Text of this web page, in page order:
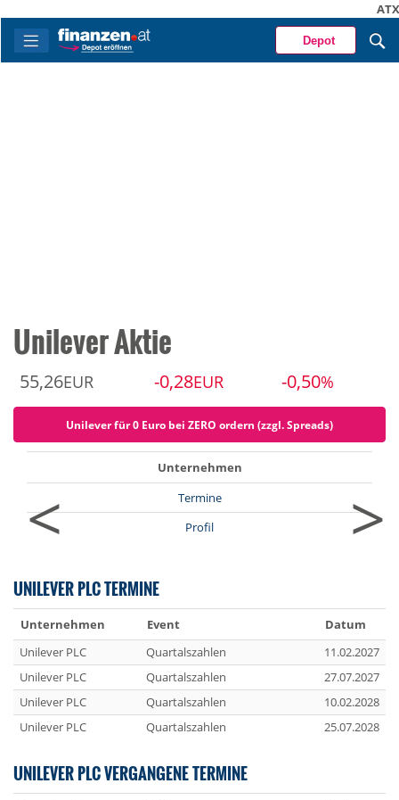
ATX 6
Depot
Unilever Aktie
55,26EUR -0,28EUR -0,50%
Unilever für 0 Euro bei ZERO ordern (zzgl. Spreads)
<
Unternehmen
Termine
Profil
>
UNILEVER PLC TERMINE
Unternehmen Event
Datum
Unilever PLC
Quartalszahlen
11.02.2027
Unilever PLC
Quartalszahlen
27.07.2027
Unilever PLC
Quartalszahlen
10.02.2028
Unilever PLC
Quartalszahlen 25.07.2028
UNILEVER PLC VERGANGENE TERMINE